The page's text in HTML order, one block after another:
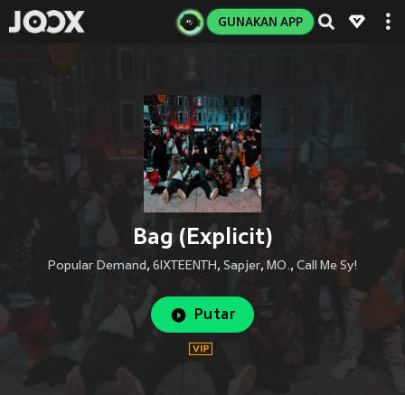
GUNAKAN APP
Bag (Explicit)
Popular Demand, 6IXTEENTH, Sapjer, MO., Call Me Sy!
Putar